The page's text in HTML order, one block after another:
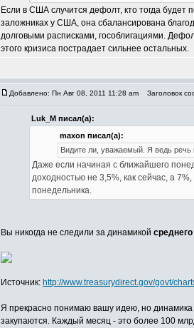
Если в США случится дефолт, кто тогда будет
заложниках у США, она сбалансирована
долговыми расписками, гособлигациями.
этого кризиса пострадает сильнее остальных.
Добавлено: Пн Авг 08, 2011 11:28 am Заголовок
Luk_M писал(а):
maxon писал(а):
Видите ли, уважаемый. Я ведь речь
Даже если начиная с ближайшего
доходностью не 3,5%, как сейчас, а
понедельника.
Вы никогда не следили за динамикой среднего
Источник: http://www.treasurydirect.gov/govt/
Я прекрасно понимаю вашу идею, но динамика
закупаются. Каждый месяц - это более 100